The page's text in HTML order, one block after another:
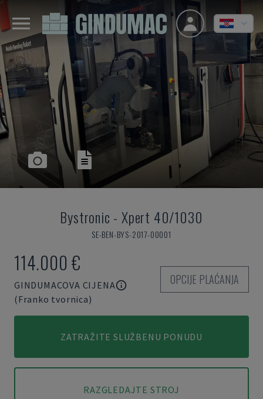
Bystronic -Xpert 40/1030
SE-BEN-BYS-2017-00001
114.000 €
GINDUMACOVA CIJENA
(Franko tvornica)
OPCIJE PLAĆANJA
ZATRAŽITE SLUŽBENU PONUDU
RAZGLEDAJTE STROJ